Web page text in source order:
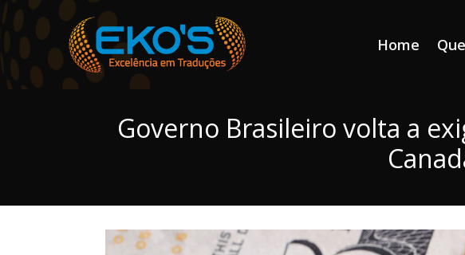
Home
Governo Brasileiro volta a